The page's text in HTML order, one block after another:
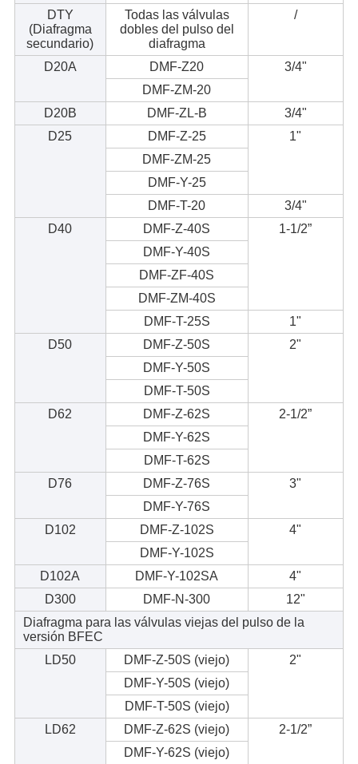
DTY
(Diafragma
secundario)
Todas las válvulas
dobles del pulso del
diafragma
/
D20A DMF-Z20
3/4"
DMF-ZM-20
D20B
DMF-ZL-B
3/4"
D25
DMF-Z-25
1"
DMF-ZM-25
DMF-Y-25
DMF-T-20
3/4"
D40
DMF-Z-40S
1-1/2”
DMF-Y-40S
DMF-ZF-40S
DMF-ZM-40S
DMF-T-25S
1"
D50
DMF-Z-50S
2"
DMF-Y-50S
DMF-T-50S
D62
DMF-Z-62S
2-1/2”
DMF-Y-62S
DMF-T-62S
D76
DMF-Z-76S
3"
DMF-Y-76S
D102
DMF-Z-102S
4"
DMF-Y-102S
D102A
DMF-Y-102SA
4"
D300
DMF-N-300
12"
Diafragma para las válvulas viejas del pulso de la
versión BFEC
LD50
DMF-Z-50S (viejo)
2"
DMF-Y-50S (viejo)
DMF-T-50S (viejo)
LD62
DMF-Z-62S (viejo)
2-1/2”
DMF-Y-62S (viejo)